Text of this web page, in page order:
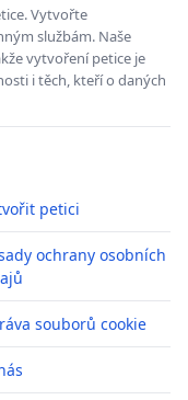
Vytvořte
službám. Naše
vytvoření petice je
i těch, kteří o daných
petici
ochrany osobních
souborů cookie